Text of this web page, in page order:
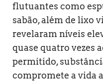
flutuantes como
sabão, além de lixo
revelaram níveis
quase quatro vezes
permitido,
compromete a vida